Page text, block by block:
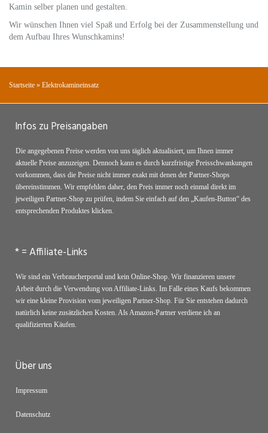
Kamin selber planen und gestalten.
Wir wünschen Ihnen viel Spaß und Erfolg bei der Zusammenstellung und
dem Aufbau Ihres Wunschkamins!
Startseite » Elektrokamineinsatz
Infos zu Preisangaben
Die angegebenen Preise werden von uns täglich aktualisiert, um Ihnen immer
aktuelle Preise anzuzeigen. Dennoch kann es durch kurzfristige Preisschwankungen
vorkommen, dass die Preise nicht immer exakt mit denen der Partner-Shops
übereinstimmen. Wir empfehlen daher, den Preis immer noch einmal direkt im
jeweiligen Partner-Shop zu prüfen, indem Sie einfach auf den „Kaufen-Button“ des
entsprechenden Produktes klicken.
* = Affiliate-Links
Wir sind ein Verbraucherportal und kein Online-Shop. Wir finanzieren unsere
Arbeit durch die Verwendung von Affiliate-Links. Im Falle eines Kaufs bekommen
wir eine kleine Provision vom jeweiligen Partner-Shop. Für Sie entstehen dadurch
natürlich keine zusätzlichen Kosten. Als Amazon-Partner verdiene ich an
qualifizierten Käufen.
Über uns
Impressum
Datenschutz